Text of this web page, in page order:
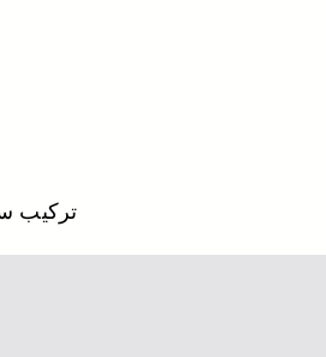
تركيب